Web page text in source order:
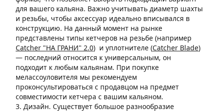
для вашего кальяна. Важно учитывать диаметр шахты
и резьбы, чтобы аксессуар идеально вписывался в
конструкцию. На данный момент на рынке
представлены типы кетчеров на резьбе (например
Catcher "НА ГРАНИ" 2.0) и уплотнителе (Catcher Blade)
— последний относится к универсальным, он
подходит к любым кальянам. При покупке
мелассоуловителя мы рекомендуем
проконсультироваться с продавцом на предмет
совместимости кетчера с вашим кальяном.
3. Дизайн. Существует большое разнообразие